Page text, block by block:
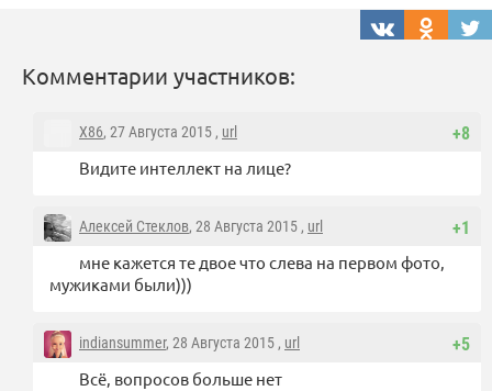
Комментарии участников:
+8
X86, 27 Августа 2015 , url
Видите интеллект на лице?
+1
Алексей Стеклов, 28 Августа 2015 , url
мне кажется те двое что слева на первом фото,
мужиками были)))
+5
indiansummer, 28 Августа 2015 , url
Всё, вопросов больше нет